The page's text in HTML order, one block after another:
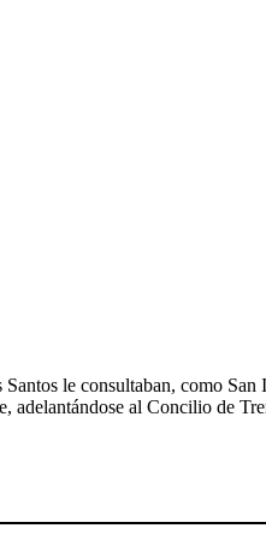
le consultaban, como
adelantándose al Concilio de